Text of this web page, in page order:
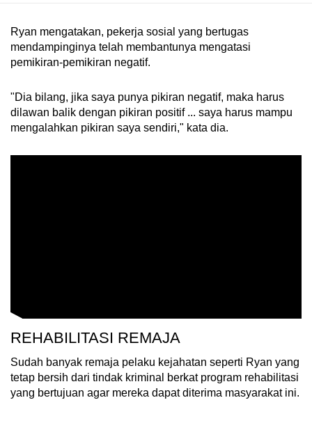
Ryan mengatakan, pekerja sosial yang bertugas
mendampinginya telah membantunya mengatasi
pemikiran-pemikiran negatif.
"Dia bilang, jika saya punya pikiran negatif, maka harus
dilawan balik dengan pikiran positif ... saya harus mampu
mengalahkan pikiran saya sendiri," kata dia.
REHABILITASI REMAJA
Sudah banyak remaja pelaku kejahatan seperti Ryan yang
tetap bersih dari tindak kriminal berkat program rehabilitasi
yang bertujuan agar mereka dapat diterima masyarakat ini.